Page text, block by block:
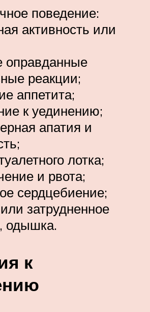
поведение:
активность или
оправданные
реакции;
аппетита;
к уединению;
апатия и
лотка;
и рвота;
сердцебиение;
затрудненное
одышка.
к